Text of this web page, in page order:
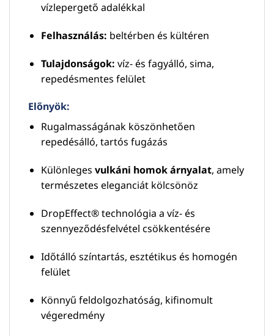
vízlepergető adalékkal
Felhasználás: beltérben és kültéren
Tulajdonságok: víz- és fagyálló, sima,
repedésmentes felület
Előnyök:
Rugalmasságának köszönhetően
repedésálló, tartós fugázás
Különleges vulkáni homok árnyalat, amely
természetes eleganciát kölcsönöz
DropEffect® technológia a víz- és
szennyeződésfelvétel csökkentésére
Időtálló színtartás, esztétikus és homogén
felület
Könnyű feldolgozhatóság, kifinomult
végeredmény